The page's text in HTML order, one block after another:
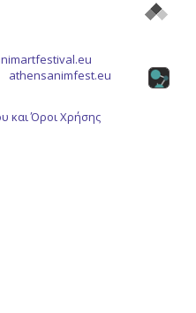
athensanimfest.eu
και Όροι Χρήσης